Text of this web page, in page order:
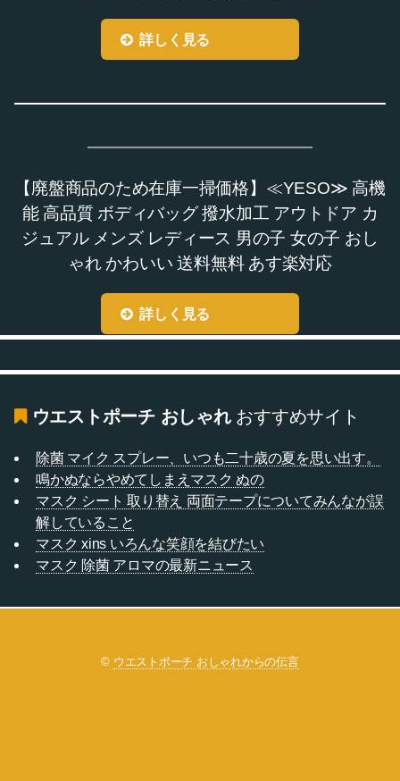
詳しく見る
【廃盤商品のため在庫一掃価格】≪YESO≫ 高機
能 高品質 ボディバッグ 撥水加工 アウトドア カ
ジュアル メンズ レディース 男の子 女の子 おし
ゃれ かわいい 送料無料 あす楽対応
詳しく見る
ウエストポーチ おしゃれおすすめサイト
除菌 マイク スプレー、いつも二十歳の夏を思い出す。
鳴かぬならやめてしまえマスク ぬの
マスク シート 取り替え 両面テープについてみんなが誤
解していること
マスク xins いろんな笑顔を結びたい
マスク 除菌 アロマの最新ニュース
© ウエストポーチ おしゃれからの伝言